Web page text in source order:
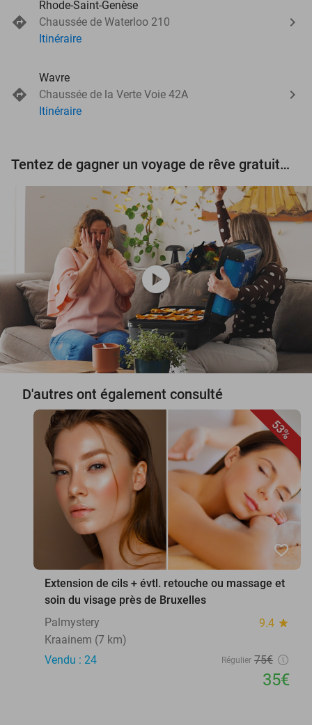
Rhode-Saint-Genèse
Chaussée de Waterloo 210
Itinéraire
Wavre
Chaussée de la Verte Voie 42A
Itinéraire
Tentez de gagner un voyage de rêve gratuit d'une valeur de 3.000 € !
play_circle
D'autres ont également consulté
53%
favorite_border
Extension de cils + évtl. retouche ou massage et
soin du visage près de Bruxelles
Palmystery
9.4 star
Kraainem (7 km)
Vendu : 24
Régulier 75€
35€